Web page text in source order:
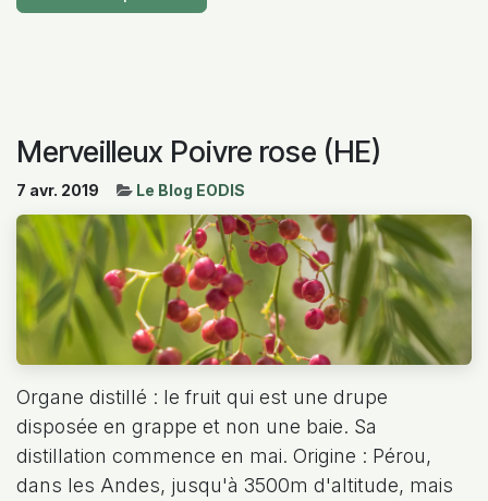
Merveilleux Poivre rose (HE)
7 avr. 2019 Le Blog EODIS
Organe distillé : le fruit qui est une drupe
disposée en grappe et non une baie. Sa
distillation commence en mai. Origine : Pérou,
dans les Andes, jusqu'à 3500m d'altitude, mais